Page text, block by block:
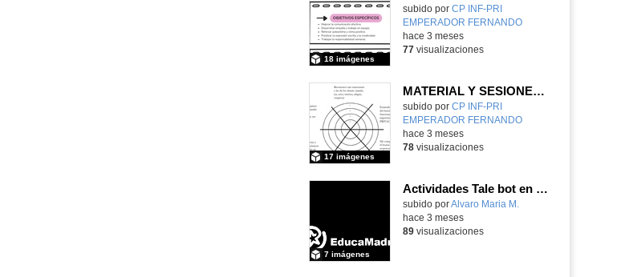
Contenido educativo.
subido por CP INF-PRI
EMPERADOR FERNANDO
18 imágenes
-
hace 3 meses
77visualizaciones
MATERIAL Y SESIONES 1º CICLO
Contenido educativo.
subido por CP INF-PRI
EMPERADOR FERNANDO
17 imágenes
-
hace 3 meses
78visualizaciones
Actividades Tale bot en Infantil
subido porAlvaro Maria M.
7 imágenes
hace 3 meses
89visualizaciones